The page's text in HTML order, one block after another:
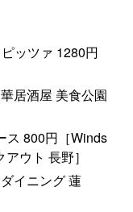
ッツァ 1280円
居酒屋 美食公園
ス 800円［Winds
ウト 長野］
イニング 蓮